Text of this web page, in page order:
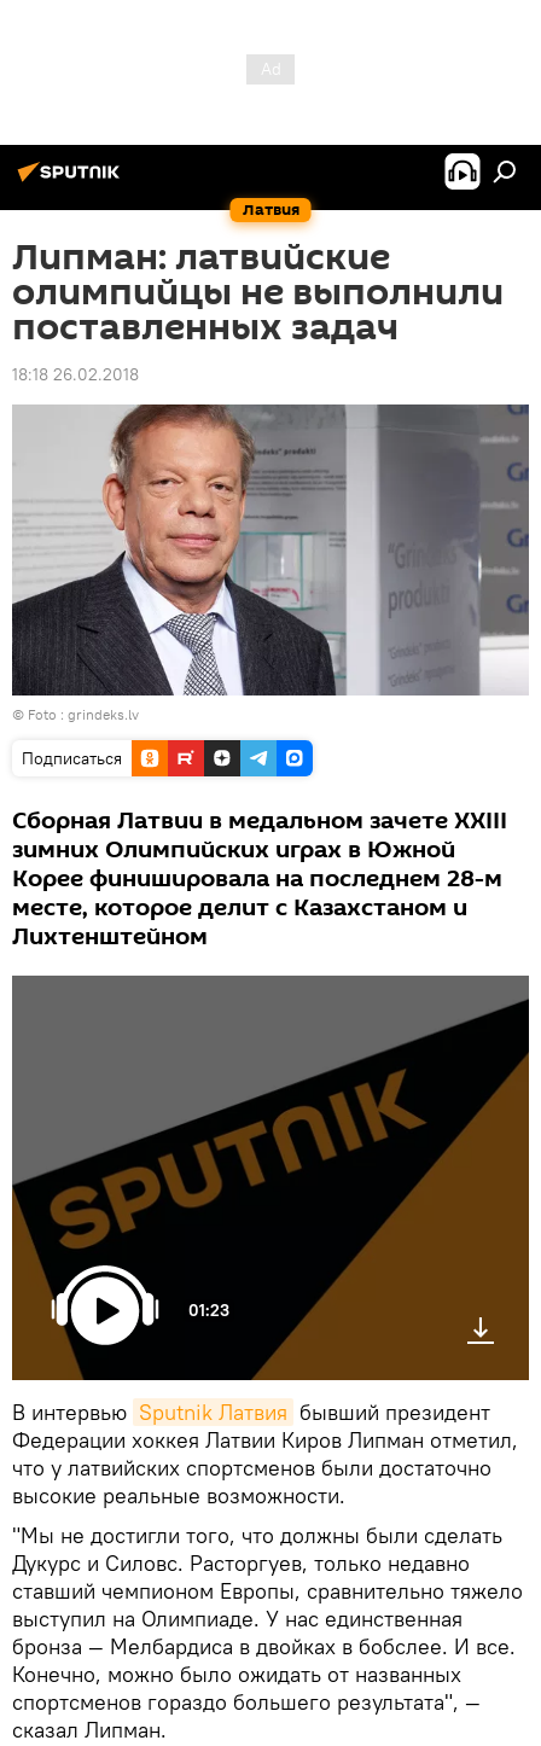
Латвия
Липман: латвийские
олимпийцы не выполнили
поставленных задач
18:18 26.02.2018
© Foto : grindeks.lv
Подписаться
Сборная Латвии в медальном зачете XXIII
зимних Олимпийских играх в Южной
Корее финишировала на последнем 28-м
месте, которое делит с Казахстаном и
Лихтенштейном
01:23
В интервью Sputnik Латвия бывший президент
Федерации хоккея Латвии Киров Липман отметил,
что у латвийских спортсменов были достаточно
высокие реальные возможности.
"Мы не достигли того, что должны были сделать
Дукурс и Силовс. Расторгуев, только недавно
ставший чемпионом Европы, сравнительно тяжело
выступил на Олимпиаде. У нас единственная
бронза — Мелбардиса в двойках в бобслее. И все.
Конечно, можно было ожидать от названных
спортсменов гораздо большего результата", —
сказал Липман.